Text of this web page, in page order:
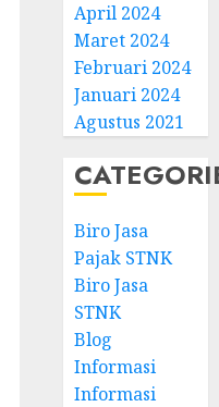
April 2024
Maret 2024
Februari 2024
Januari 2024
Agustus 2021
Biro Jasa
Pajak STNK
Biro Jasa
STNK
Blog
Informasi
Informasi